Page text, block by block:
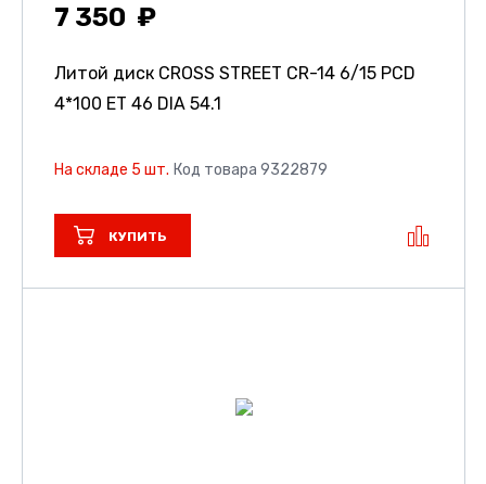
7 350
Литой диск CROSS STREET CR-14 6/15 PCD
4*100 ET 46 DIA 54.1
На складе 5 шт. Код товара 9322879
КУПИТЬ